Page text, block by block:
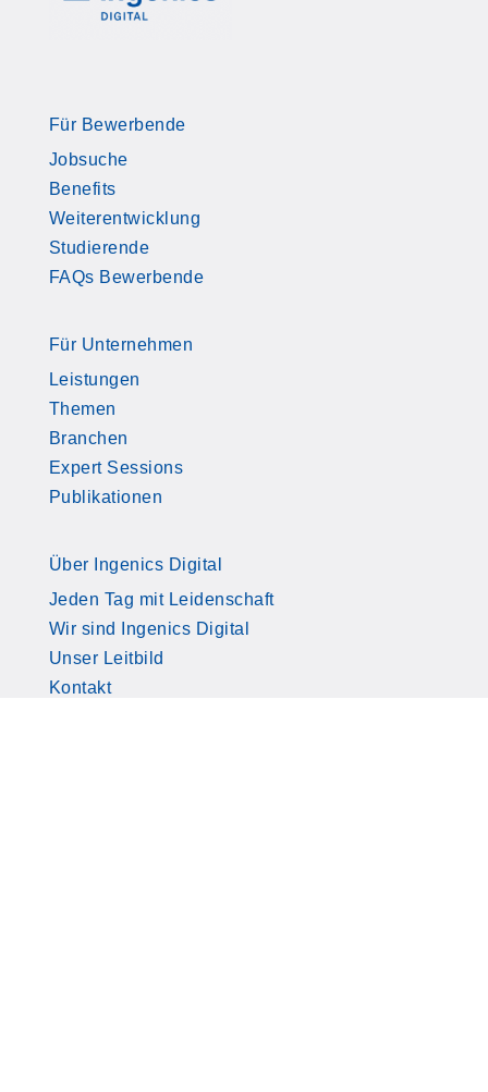
Für Bewerbende
Jobsuche
Benefits
Weiterentwicklung
Studierende
FAQs Bewerbende
Für Unternehmen
Leistungen
Themen
Branchen
Expert Sessions
Publikationen
Über Ingenics Digital
Jeden Tag mit Leidenschaft
Wir sind Ingenics Digital
Unser Leitbild
Kontakt